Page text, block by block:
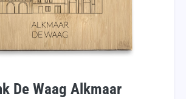
De Waag Alkmaar